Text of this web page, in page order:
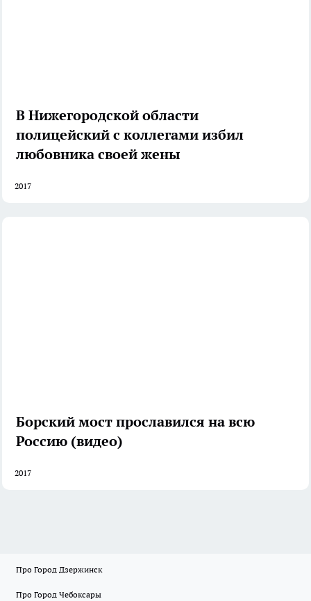
В Нижегородской области
полицейский с коллегами избил
любовника своей жены
2017
Борский мост прославился на всю
Россию (видео)
2017
Про Город Дзержинск
Про Город Чебоксары